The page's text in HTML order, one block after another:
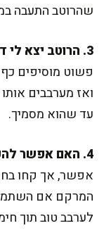
שהרוטב התעבה
3. הרוטב יצא לי דליל מדי. מה לעשות?
פשוט מוסיפים
ואז מערבבים
עד שהוא מסמיך.
4. האם אפשר להקפיא את הרוטב?
אפשר, אך קחו
המרקם אם
לערבב טוב תוך